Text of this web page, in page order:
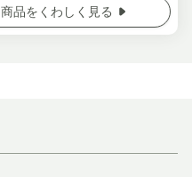
商品をくわしく見る